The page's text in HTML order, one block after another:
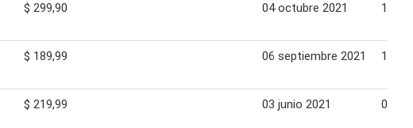
$ 299,90 04 octubre 2021 10
$ 189,99 06 septiembre 2021 19
$ 219,99 03 junio 2021 09